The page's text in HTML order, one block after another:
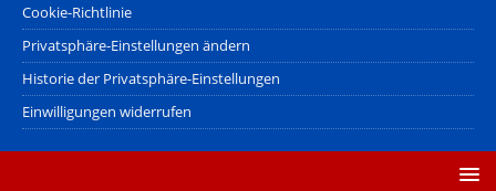
Cookie-Richtlinie
Privatsphäre-Einstellungen ändern
Historie der Privatsphäre-Einstellungen
Einwilligungen widerrufen